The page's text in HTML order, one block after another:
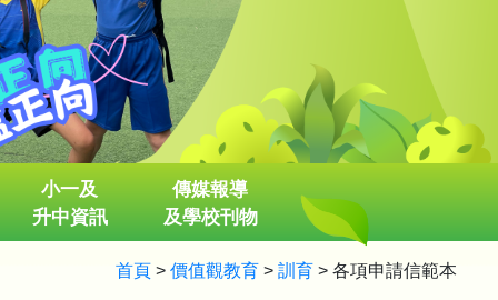
小一及
升中資訊
傳媒報導
及學校刊物
首頁 > 價值觀教育 > 訓育 > 各項申請信範本